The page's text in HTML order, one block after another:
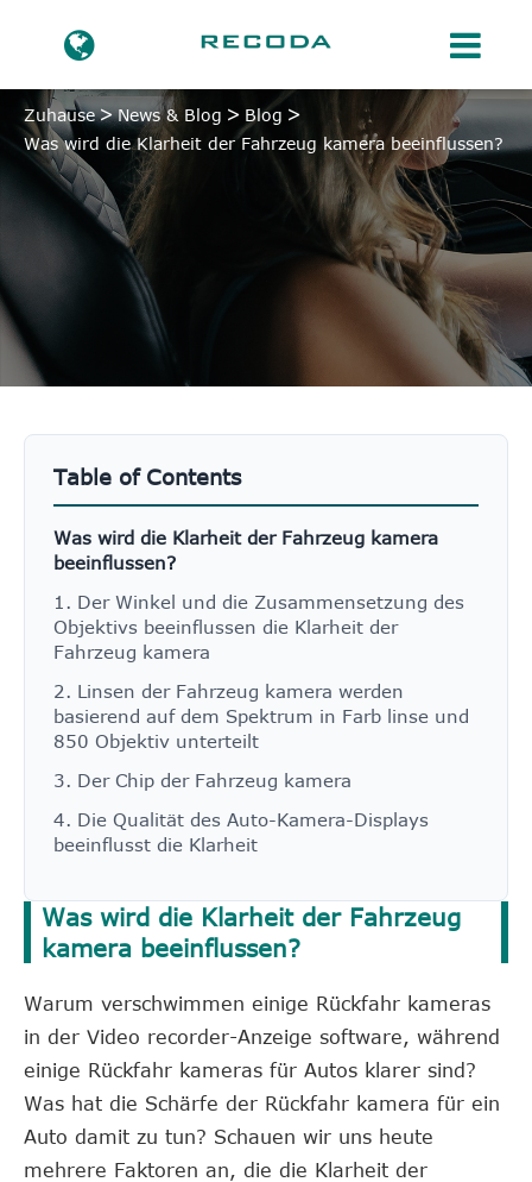
Zuhause News & Blog
Blog
Was wird die Klarheit der Fahrzeug kamera beeinflussen?
Was wird die Klarheit der Fahrzeug
kamera beeinflussen?
Warum verschwimmen einige Rückfahr kameras
in der Video recorder-Anzeige software, während
einige Rückfahr kameras für Autos klarer sind?
Was hat die Schärfe der Rückfahr kamera für ein
Auto damit zu tun? Schauen wir uns heute
mehrere Faktoren an, die die Klarheit der
Table of Contents
Was wird die Klarheit der Fahrzeug kamera
beeinflussen?
1. Der Winkel und die Zusammensetzung des
Objektivs beeinflussen die Klarheit der
Fahrzeug kamera
2. Linsen der Fahrzeug kamera werden
basierend auf dem Spektrum in Farb linse und
850 Objektiv unterteilt
3. Der Chip der Fahrzeug kamera
4. Die Qualität des Auto-Kamera-Displays
beeinflusst die Klarheit